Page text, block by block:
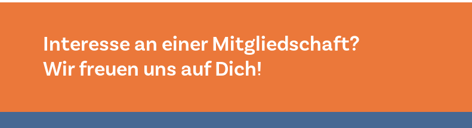
Interesse an einer Mitgliedschaft?
Wir freuen uns auf Dich!